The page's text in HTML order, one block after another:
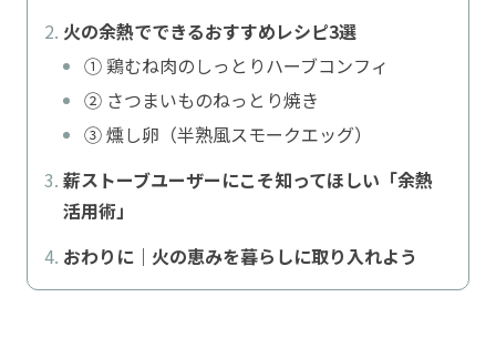
火の余熱でできるおすすめレシピ3選
① 鶏むね肉のしっとりハーブコンフィ
② さつまいものねっとり焼き
③ 燻し卵（半熟風スモークエッグ）
薪ストーブユーザーにこそ知ってほしい「余熱
活用術」
おわりに｜火の恵みを暮らしに取り入れよう